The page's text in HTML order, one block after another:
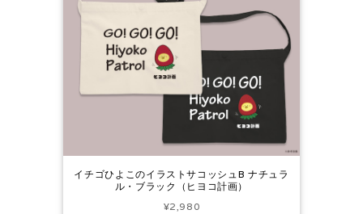
イチゴひよこのイラストサコッシュB ナチュラ
ル・ブラック（ヒヨコ計画）
¥2,980